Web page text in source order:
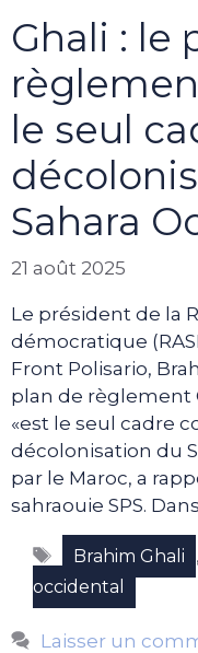
Ghali : le
le seul
Sahara
21 août 2025
Le président de la
démocratique
Front Polisario,
plan de règlement
«est le seul cadre
décolonisation du
par le Maroc, a
sahraouie SPS.
Étiquettes
Brahim Ghali ,
occidental
Laisser un